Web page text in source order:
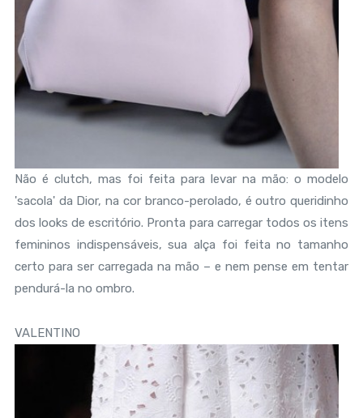
Não é clutch, mas foi feita para levar na mão: o modelo
'sacola' da Dior, na cor branco-perolado, é outro queridinho
dos looks de escritório. Pronta para carregar todos os itens
femininos indispensáveis, sua alça foi feita no tamanho
certo para ser carregada na mão – e nem pense em tentar
pendurá-la no ombro.
VALENTINO